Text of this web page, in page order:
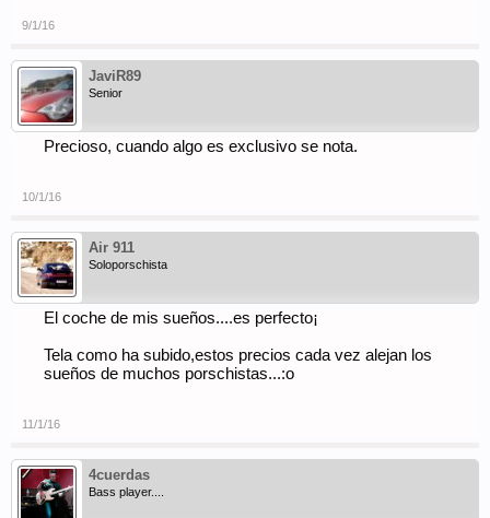
9/1/16
JaviR89
Senior
Precioso, cuando algo es exclusivo se nota.
10/1/16
Air 911
Soloporschista
El coche de mis sueños....es perfecto¡
Tela como ha subido,estos precios cada vez alejan los
sueños de muchos porschistas...:o
11/1/16
4cuerdas
Bass player....